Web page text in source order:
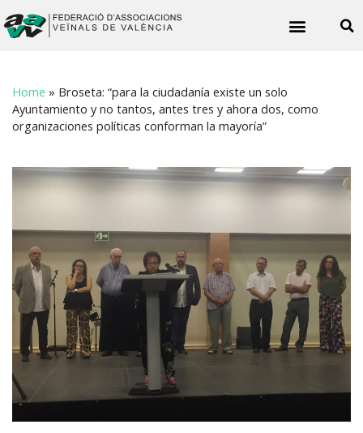
Home » Broseta: “para la ciudadanía existe un solo
Ayuntamiento y no tantos, antes tres y ahora dos, como
organizaciones políticas conforman la mayoría”